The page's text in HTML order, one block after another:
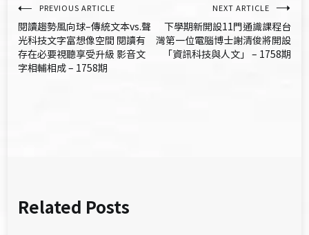
文
章
導
PREVIOUS ARTICLE
閱讀趨勢風向球–傳統文本vs.聲
光科技文字富想像空間 閱讀有
存在必要視聽享受升級 影音文
字相輔相成 – 1758期
NEXT ARTICLE
下學期新開設11門通識課程台
灣第一位電腦博士謝清俊將開設
「資訊科技與人文」 – 1758期
Related Posts